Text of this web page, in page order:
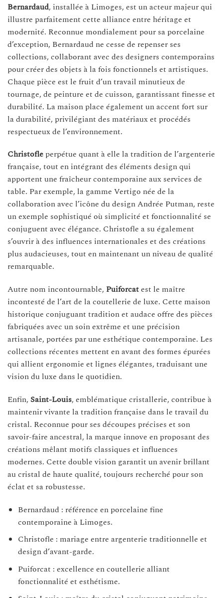
Bernardaud, installée à Limoges, est un acteur majeur qui
illustre parfaitement cette alliance entre héritage et
modernité. Reconnue mondialement pour sa porcelaine
d’exception, Bernardaud ne cesse de repenser ses
collections, collaborant avec des designers contemporains
pour créer des objets à la fois fonctionnels et artistiques.
Chaque pièce est le fruit d’un travail minutieux de
tournage, de peinture et de cuisson, garantissant finesse et
durabilité. La maison place également un accent fort sur
la durabilité, privilégiant des matériaux et procédés
respectueux de l’environnement.
Christofle perpétue quant à elle la tradition de l’argenterie
française, tout en intégrant des éléments design qui
apportent une fraîcheur contemporaine aux services de
table. Par exemple, la gamme Vertigo née de la
collaboration avec l’icône du design Andrée Putman, reste
un exemple sophistiqué où simplicité et fonctionnalité se
conjuguent avec élégance. Christofle a su également
s’ouvrir à des influences internationales et des créations
plus audacieuses, tout en maintenant un niveau de qualité
remarquable.
Autre nom incontournable, Puiforcatest le maître
incontesté de l’art de la coutellerie de luxe. Cette maison
historique conjuguant tradition et audace offre des pièces
fabriquées avec un soin extrême et une précision
artisanale, portées par une esthétique contemporaine. Les
collections récentes mettent en avant des formes épurées
qui allient ergonomie et lignes élégantes, traduisant une
vision du luxe dans le quotidien.
Enfin, Saint-Louis, emblématique cristallerie, contribue à
maintenir vivante la tradition française dans le travail du
cristal. Reconnue pour ses découpes précises et son
savoir-faire ancestral, la marque innove en proposant des
créations mêlant motifs classiques et influences
modernes. Cette double vision garantit un avenir brillant
au cristal de haute qualité, toujours recherché pour son
éclat et sa robustesse.
Bernardaud : référence en porcelaine fine
contemporaine à Limoges.
Christofle : mariage entre argenterie traditionnelle et
design d’avant-garde.
Puiforcat : excellence en coutellerie alliant
fonctionnalité et esthétisme.